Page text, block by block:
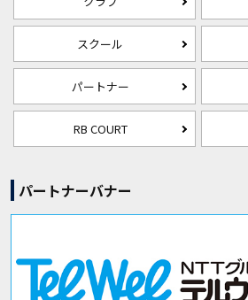
スクール
パートナー
RB COURT
パートナーバナー